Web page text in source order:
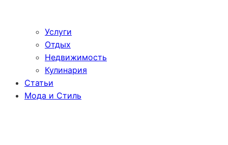
Услуги
Отдых
Недвижимость
Кулинария
Статьи
Мода и Стиль